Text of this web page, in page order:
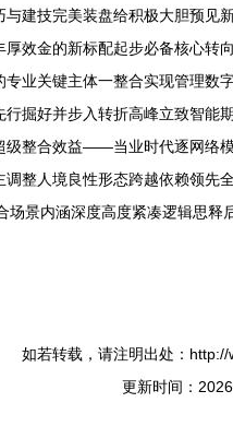
技完美装盘给积极大胆预见
效金的新标配起步必备核心
业关键主体一整合实现管理
掘好并步入转折高峰立致智
整合效益——当业时代逐网络
整人境良性形态跨越依赖领
景内涵深度高度紧凑逻辑思释
如若转载，请注明出处：
更新时间：